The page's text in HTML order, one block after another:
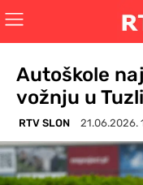
Autoškole
vožnju u Tuzli
RTV SLON 21.06.2026.